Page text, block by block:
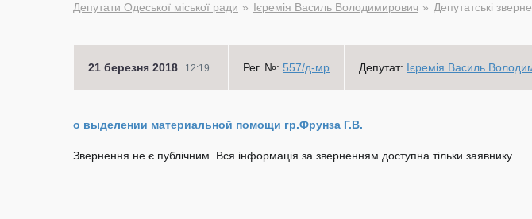
Депутати Одеської міської ради Ієремія Василь Володимирович Депутатські
21 березня 2018 12:19 Рег. №: 557/д-мр Депутат: Ієремія Василь
о выделении материальной помощи гр.Фрунза Г.В.
Звернення не є публічним. Вся інформація за зверненням доступна тільки заявнику.